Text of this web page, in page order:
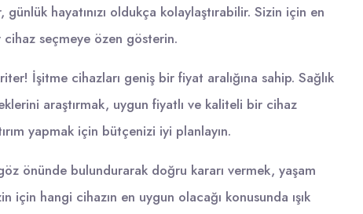
hayatınızı oldukça kolaylaştırabilir. Sizin için en
seçmeye özen gösterin.
İşitme cihazları geniş bir fiyat aralığına sahip. Sağlık
araştırmak, uygun fiyatlı ve kaliteli bir cihaz
yapmak için bütçenizi iyi planlayın.
önünde bulundurarak doğru kararı vermek, yaşam
için hangi cihazın en uygun olacağı konusunda ışık